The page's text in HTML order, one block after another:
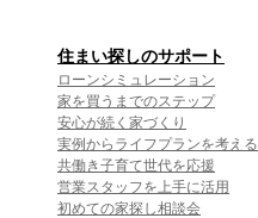
住まい探しのサポート
ローンシミュレーション
家を買うまでのステップ
安心が続く家づくり
実例からライフプランを考える
共働き子育て世代を応援
営業スタッフを上手に活用
初めての家探し相談会